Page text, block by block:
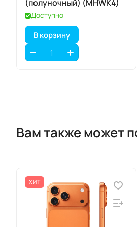
(полуночный) (MHWK4)
Доступно
В корзину
Вам также может
ХИТ